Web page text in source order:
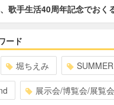
歌手生活40周年記念でお
ード
堀ちえみ
展示会/博覧会/展覧会